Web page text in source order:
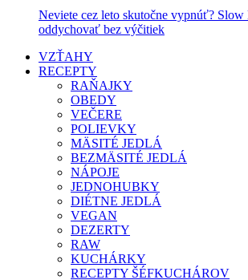
Neviete cez leto skutočne vypnúť?
oddychovať bez výčitiek
VZŤAHY
RECEPTY
RAŇAJKY
OBEDY
VEČERE
POLIEVKY
MÄSITÉ JEDLÁ
BEZMÄSITÉ JEDLÁ
NÁPOJE
JEDNOHUBKY
DIÉTNE JEDLÁ
VEGAN
DEZERTY
RAW
KUCHÁRKY
RECEPTY ŠÉFKUCHÁROV